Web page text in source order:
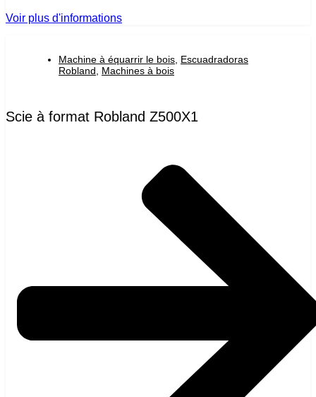
Voir plus d'informations
Machine à équarrir le bois Escuadradoras
Robland
Machines à bois
Scie à format Robland Z500X1